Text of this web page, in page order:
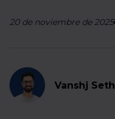
20 de noviembre de 2025
Vanshj Seth